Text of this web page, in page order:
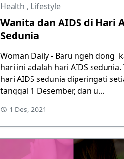
Health , Lifestyle
Wanita dan AIDS di Hari
Sedunia
Woman Daily - Baru ngeh dong
hari ini adalah hari AIDS sedunia.
hari AIDS sedunia diperingati
tanggal 1 Desember, dan u...
1 Des, 2021